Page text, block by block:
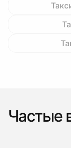
Частые